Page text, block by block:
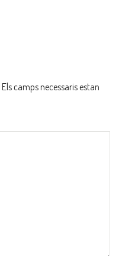
Els camps necessaris estan